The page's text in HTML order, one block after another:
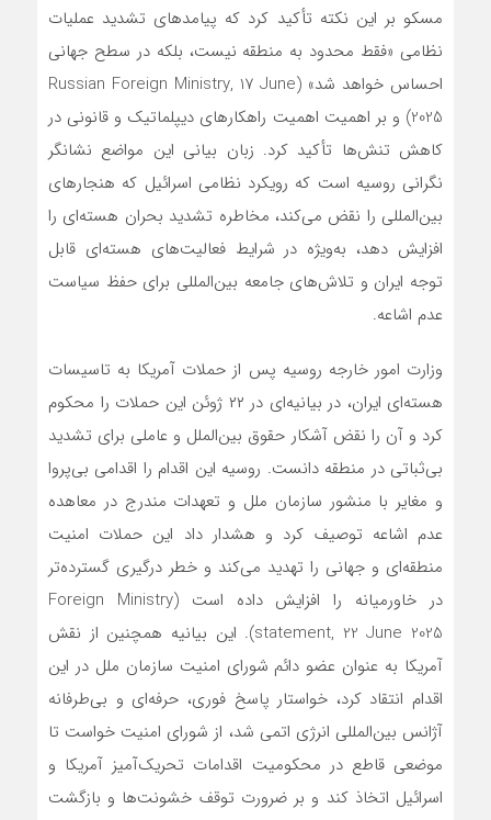
مسکو بر این نکته تأکید کرد که پیامدهای تشدید عملیات
نظامی «فقط محدود به منطقه نیست، بلکه در سطح جهانی
احساس خواهد شد» (Russian Foreign Ministry, 17 June
2025) و بر اهمیت اهمیت راهکارهای دیپلماتیک و قانونی در
کاهش تنش‌ها تأکید کرد. زبان بیانی این مواضع نشانگر
نگرانی روسیه است که رویکرد نظامی اسرائیل که هنجارهای
بین‌المللی را نقض می‌کند، مخاطره تشدید بحران هسته‌ای را
افزایش دهد، به‌ویژه در شرایط فعالیت‌های هسته‌ای قابل
توجه ایران و تلاش‌های جامعه بین‌المللی برای حفظ سیاست
عدم‌ اشاعه.
وزارت امور خارجه روسیه پس از حملات آمریکا به تاسیسات
هسته‌ای ایران، در بیانیه‌ای در ۲۲ ژوئن این حملات را محکوم
کرد و آن را نقض آشکار حقوق بین‌الملل و عاملی برای تشدید
بی‌ثباتی در منطقه دانست. روسیه این اقدام را اقدامی بی‌پروا
و مغایر با منشور سازمان ملل و تعهدات مندرج در معاهده
عدم اشاعه توصیف کرد و هشدار داد این حملات امنیت
منطقه‌ای و جهانی را تهدید می‌کند و خطر درگیری گسترده‌تر
در خاورمیانه را افزایش داده است (Foreign Ministry
statement, 22 June 2025). این بیانیه همچنین از نقش
آمریکا به عنوان عضو دائم شورای امنیت سازمان ملل در این
اقدام انتقاد کرد، خواستار پاسخ فوری، حرفه‌ای و بی‌طرفانه
آژانس بین‌المللی انرژی اتمی شد، از شورای امنیت خواست تا
موضعی قاطع در محکومیت اقدامات تحریک‌آمیز آمریکا و
اسرائیل اتخاذ کند و بر ضرورت توقف خشونت‌ها و بازگشت